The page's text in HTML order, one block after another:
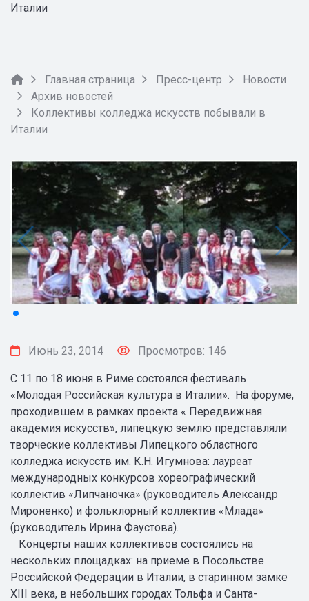
Италии
Главная страница Пресс-центр
Новости
Архив новостей
Коллективы колледжа искусств побывали в
Италии
Июнь 23, 2014 Просмотров: 146
С 11 по 18 июня в Риме состоялся фестиваль
«Молодая Российская культура в Италии». На форуме,
проходившем в рамках проекта « Передвижная
академия искусств», липецкую землю представляли
творческие коллективы Липецкого областного
колледжа искусств им. К.Н. Игумнова: лауреат
международных конкурсов хореографический
коллектив «Липчаночка» (руководитель Александр
Мироненко) и фольклорный коллектив «Млада»
(руководитель Ирина Фаустова).
Концерты наших коллективов состоялись на
нескольких площадках: на приеме в Посольстве
Российской Федерации в Италии, в старинном замке
XIII века, в небольших городах Тольфа и Санта-